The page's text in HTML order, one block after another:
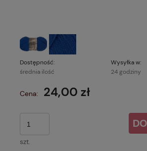
Dostępność:
średnia ilość
Wysyłka w:
24 godziny
Cena: 24,00 zł
szt.